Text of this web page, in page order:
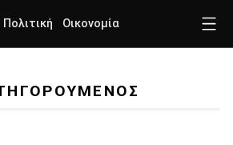
Πολιτική Οικονομία